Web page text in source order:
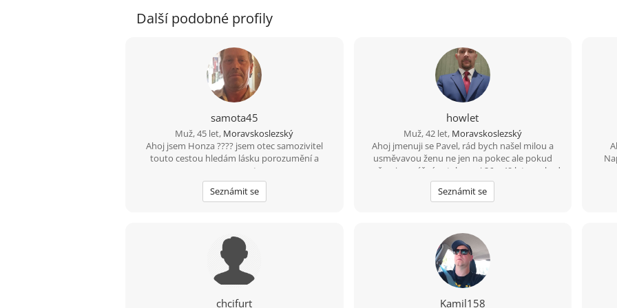
Další podobné profily
samota45
Muž, 45 let, Moravskoslezský
Ahoj jsem Honza ???? jsem otec samozivitel
touto cestou hledám lásku porozumění a
upsymnost.
Seznámit se
howlet
Muž, 42 let, Moravskoslezský
Ahoj jmenuji se Pavel, rád bych našel milou a
usměvavou ženu ne jen na pokec ale pokud
možno i na vážný vztah mezi 26 a 49 lety, pokud
budeš chtít ozvi se, budu moc rád
Seznámit se
chcifurt Kamil158